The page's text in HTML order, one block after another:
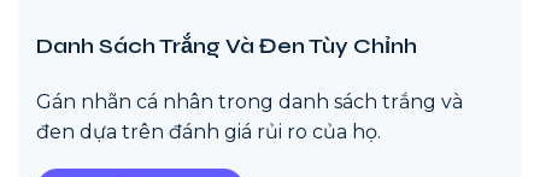
Danh Sách Trắng Và Đen Tùy Chỉnh
Gán nhãn cá nhân trong danh sách trắng và
đen dựa trên đánh giá rủi ro của họ.